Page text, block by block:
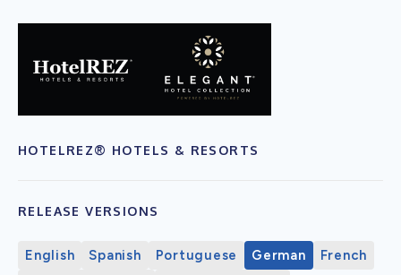
HOTELREZ® HOTELS & RESORTS
RELEASE VERSIONS
English Spanish Portuguese German
French